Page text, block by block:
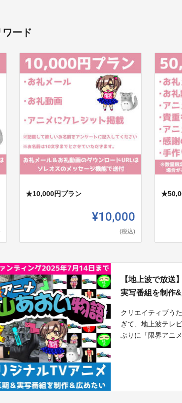
ード
★10,000円プラン
¥10,000
(税込)
【地上波で放送
実写番組を制作&
クリエイティブう
ぎて、地上波テレ
ぶりに「限界アニ